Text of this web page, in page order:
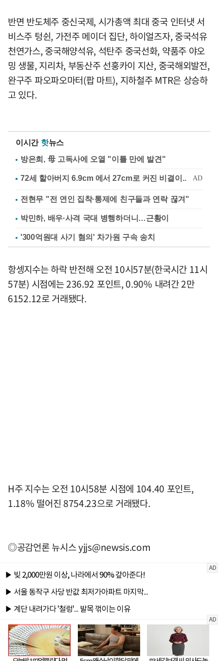
반면 반도체주 중신국제, 시가총액 최대 중국 인터냇 서
비스주 텅쉰, 가전주 메이더 집단, 하이얼즈자, 중국석유
천연가스, 중국해양석유, 석탄주 중국선화, 약품주 야오
밍 생물, 지리차, 부동산주 선훙카이 지산, 중국해외발전,
완구주 파오파오마터(팝 마트), 지하철주 MTR은 상승하
고 있다.
이시간 핫뉴스
방은희, 母 고독사에 오열 "이틀 만에 발견"
전현무 "전 연인 집착·통제에 친구들과 연락 끊겨"
박민하, 배우·사격 국대 병행하더니…근황이
'300억원대 사기 혐의' 차가원 구속 송치
항셍지수는 하락 반전해 오전 10시57분(한국시간 11시
57분) 시점에는 236.92 포인트, 0.90% 내려간 2만
6152.12로 거래됐다.
H주 지수는 오전 10시58분 시점에 104.40 포인트,
1.18% 떨어진 8754.23으로 거래됐다.
◎공감언론 뉴시스yjjs@newsis.com